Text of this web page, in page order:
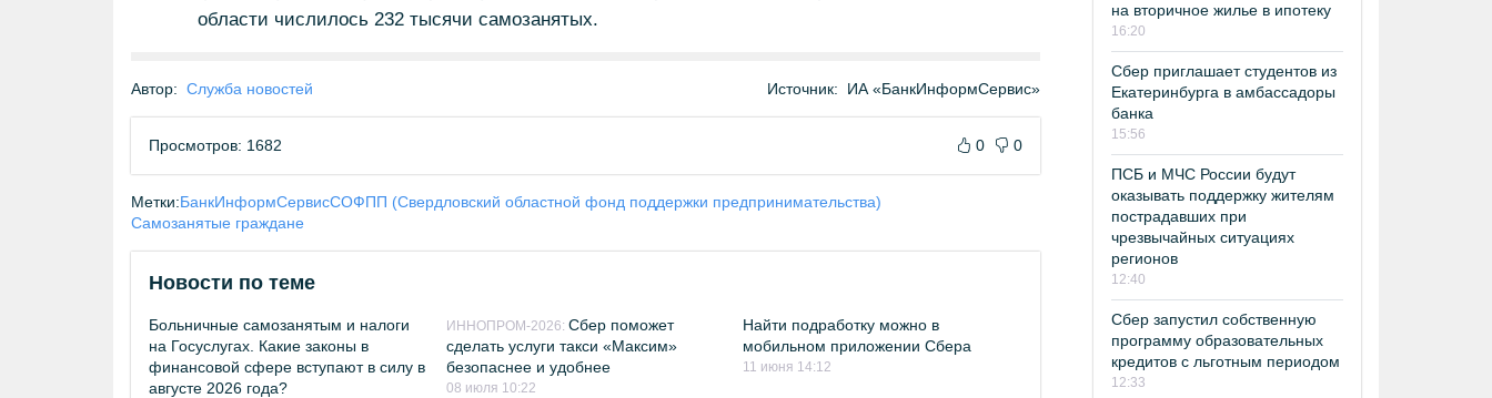
области числилось 232 тысячи самозанятых.
Автор: Служба новостей Источник: ИА «БанкИнформСервис»
Просмотров: 1682 0 0
Метки:БанкИнформСервисСОФПП (Свердловский областной фонд поддержки предпринимательства)
Самозанятые граждане
Новости по теме
Больничные самозанятым и налоги
на Госуслугах. Какие законы в
финансовой сфере вступают в силу в
августе 2026 года?
ИННОПРОМ-2026: Сбер поможет
сделать услуги такси «Максим»
безопаснее и удобнее
08 июля 10:22
Найти подработку можно в
мобильном приложении Сбера
11 июня 14:12
на вторичное жилье в ипотеку
16:20
Сбер приглашает студентов из
Екатеринбурга в амбассадоры
банка
15:56
ПСБ и МЧС России будут
оказывать поддержку жителям
пострадавших при
чрезвычайных ситуациях
регионов
12:40
Сбер запустил собственную
программу образовательных
кредитов с льготным периодом
12:33